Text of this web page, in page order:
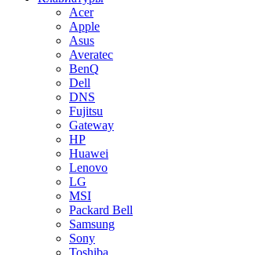
Acer
Apple
Asus
Averatec
BenQ
Dell
DNS
Fujitsu
Gateway
HP
Huawei
Lenovo
LG
MSI
Packard Bell
Samsung
Sony
Toshiba